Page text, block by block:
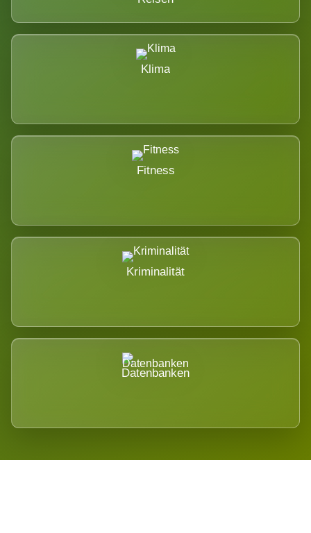
Klima
Fitness
Kriminalität
Datenbanken